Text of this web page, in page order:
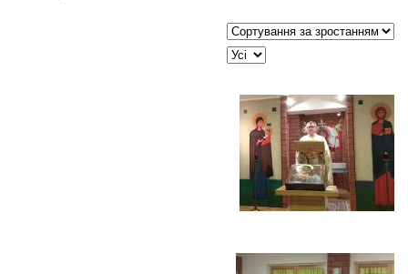
Сортувати таблицю за:
JSEARCH_FILTER_LIMIT